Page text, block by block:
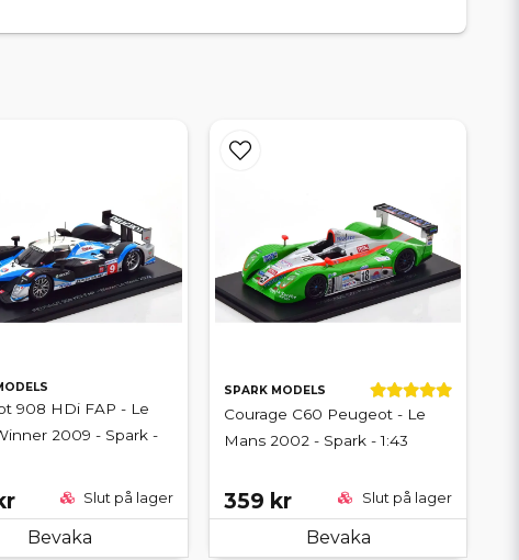
908 HDi FAP - Le
2009 - Spark -
Slut på lager
Bevaka
SPARK MODELS
Courage C60 Peugeot - Le
Mans 2002 - Spark - 1:43
359 kr Slut på lager
Bevaka